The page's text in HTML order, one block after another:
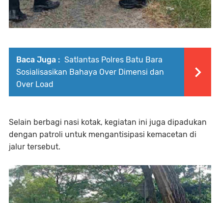
Baca Juga : Satlantas Polres Batu Bara
Sosialisasikan Bahaya Over Dimensi dan
Over Load
Selain berbagi nasi kotak, kegiatan ini juga dipadukan
dengan patroli untuk mengantisipasi kemacetan di
jalur tersebut.